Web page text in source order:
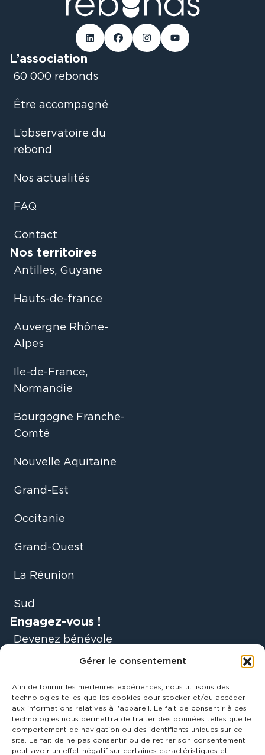
Gérer le consentement
Afin de fournir les meilleures expériences, nous utilisons des
technologies telles que les cookies pour stocker et/ou accéder
aux informations relatives à l'appareil. Le fait de consentir à ces
technologies nous permettra de traiter des données telles que le
comportement de navigation ou des identifiants uniques sur ce
site. Le fait de ne pas consentir ou de retirer son consentement
peut avoir un effet négatif sur certaines caractéristiques et
Linked-inFacebookInstagramYoutube
L’association
60 000 rebonds
Être accompagné
L’observatoire du
rebond
Nos actualités
FAQ
Contact
Nos territoires
Antilles, Guyane
Hauts-de-france
Auvergne Rhône-
Alpes
Ile-de-France,
Normandie
Bourgogne Franche-
Comté
Nouvelle Aquitaine
Grand-Est
Occitanie
Grand-Ouest
La Réunion
Sud
Engagez-vous !
Devenez bénévole
Soyez acteurs du
mouvement
Être accompagné